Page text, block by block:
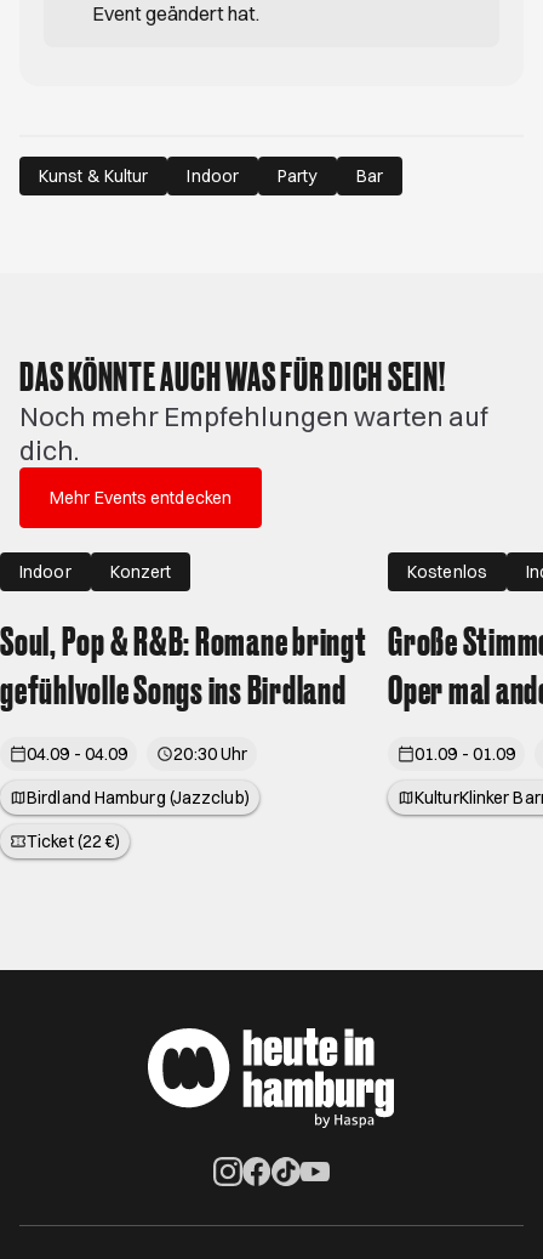
Event geändert hat.
Kunst & Kultur Indoor Party Bar
DAS KÖNNTE AUCH WAS FÜR DICH SEIN!
Noch mehr Empfehlungen warten auf
dich.
Mehr Events entdecken
Indoor Konzert
Soul, Pop & R&B: Romane bringt
gefühlvolle Songs ins Birdland
04.09 - 04.09
20:30 Uhr
Birdland Hamburg (Jazzclub)
Ticket (22 €)
Kostenlos
Große
Oper mal
01.09 - 01.09
KulturKlinker